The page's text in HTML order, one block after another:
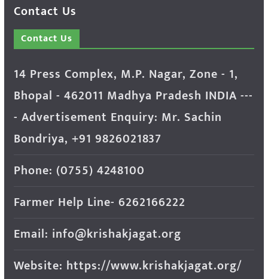
Contact Us
Contact Us
14 Press Complex, M.P. Nagar, Zone - 1,
Bhopal - 462011 Madhya Pradesh INDIA ---
- Advertisement Enquiry: Mr. Sachin
Bondriya, +91 9826021837
Phone: (0755) 4248100
Farmer Help Line- 6262166222
Email: info@krishakjagat.org
Website: https://www.krishakjagat.org/